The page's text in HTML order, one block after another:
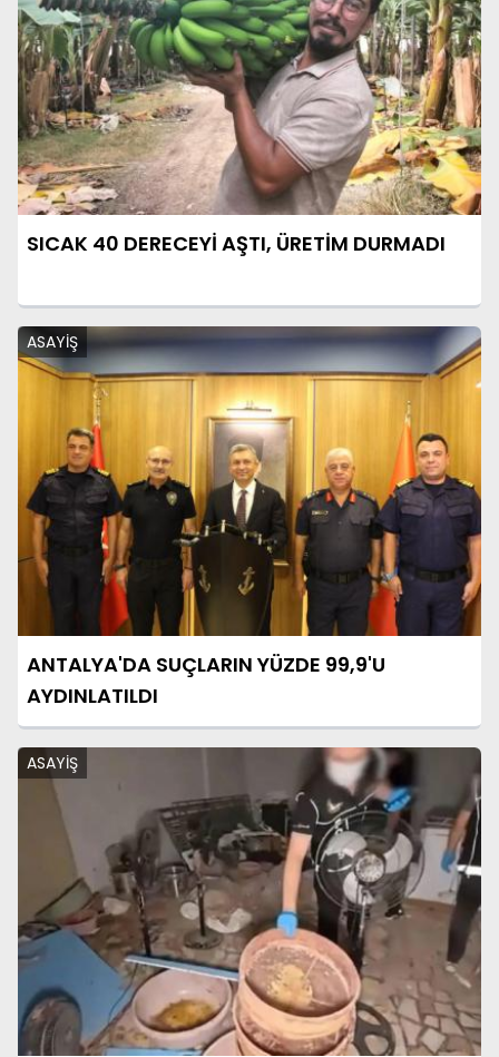
SICAK 40 DERECEYİ AŞTI, ÜRETİM DURMADI
ASAYİŞ
ANTALYA'DA SUÇLARIN YÜZDE 99,9'U
AYDINLATILDI
ASAYİŞ